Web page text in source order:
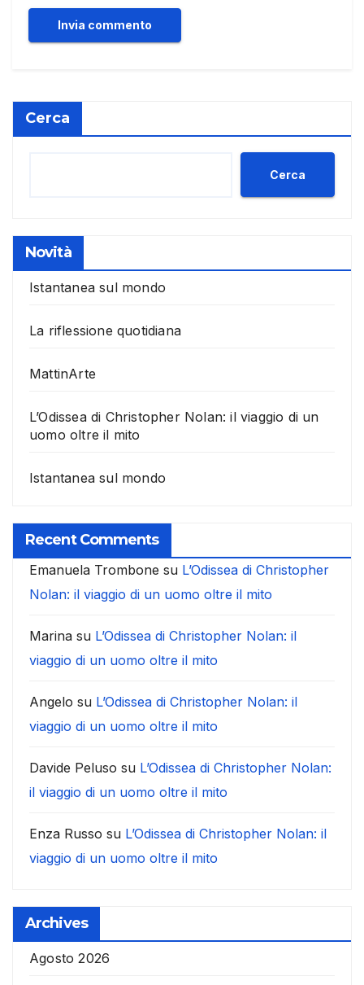
Cerca
Cerca
Novità
Istantanea sul mondo
La riflessione quotidiana
MattinArte
L’Odissea di Christopher Nolan: il viaggio di un
uomo oltre il mito
Istantanea sul mondo
Recent Comments
Emanuela Trombone su L’Odissea di Christopher
Nolan: il viaggio di un uomo oltre il mito
Marina su L’Odissea di Christopher Nolan: il
viaggio di un uomo oltre il mito
Angelo su L’Odissea di Christopher Nolan: il
viaggio di un uomo oltre il mito
Davide Peluso su L’Odissea di Christopher Nolan:
il viaggio di un uomo oltre il mito
Enza Russo su L’Odissea di Christopher Nolan: il
viaggio di un uomo oltre il mito
Archives
Agosto 2026